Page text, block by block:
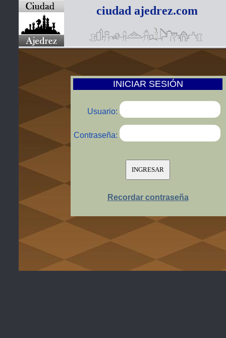
ciudad ajedrez.com
INICIAR SESIÓN
Usuario:
Contraseña:
Recordar contraseña